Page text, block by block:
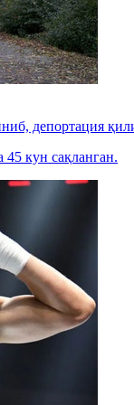
депортация
45 кун сақланган.